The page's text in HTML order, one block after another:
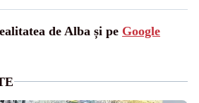
de Alba și pe Google